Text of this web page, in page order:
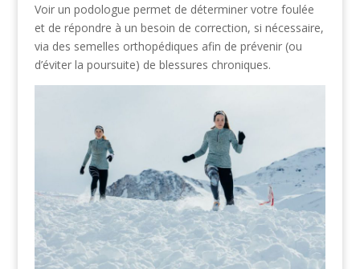
Voir un podologue permet de déterminer votre foulée
et de répondre à un besoin de correction, si nécessaire,
via des semelles orthopédiques afin de prévenir (ou
d’éviter la poursuite) de blessures chroniques.